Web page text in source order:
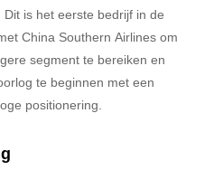
is het eerste bedrijf in de
China Southern Airlines om
segment te bereiken en
te beginnen met een
positionering.